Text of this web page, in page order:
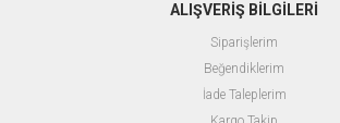
ALIŞVERİŞ BİLGİLERİ
Siparişlerim
Beğendiklerim
İade Taleplerim